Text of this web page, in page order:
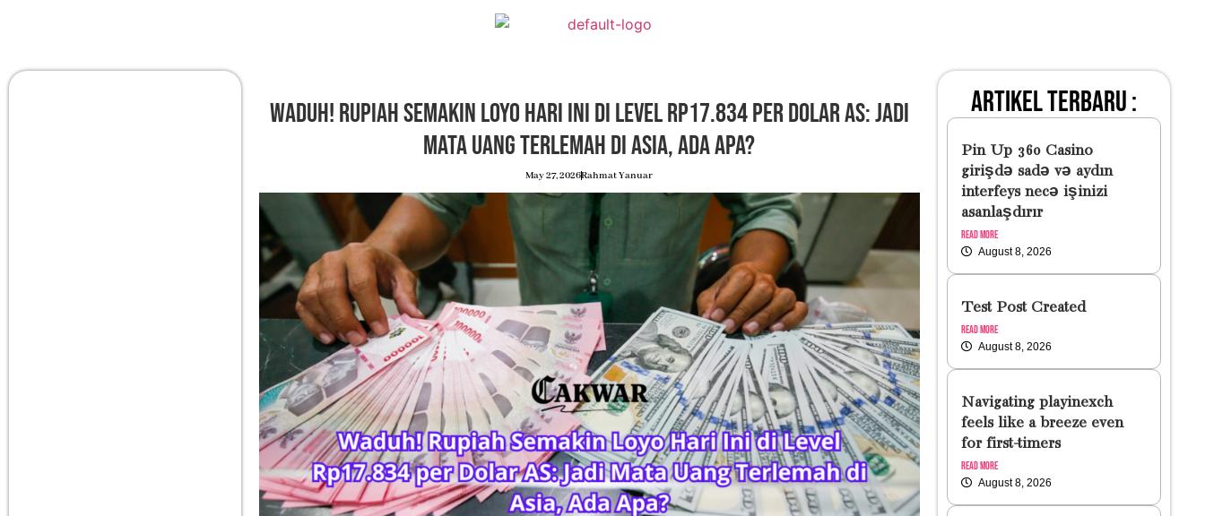
Waduh! Rupiah Semakin Loyo Hari Ini di Level Rp17.834 per Dolar AS: Jadi
Mata Uang Terlemah di Asia, Ada Apa?
May 27, 2026Rahmat Yanuar
artikel terbaru :
Pin Up 360 Casino
girişdə sadə və aydın
interfeys necə işinizi
asanlaşdırır
Read More
August 8, 2026
Test Post Created
Read More
August 8, 2026
Navigating playinexch
feels like a breeze even
for first-timers
Read More
August 8, 2026